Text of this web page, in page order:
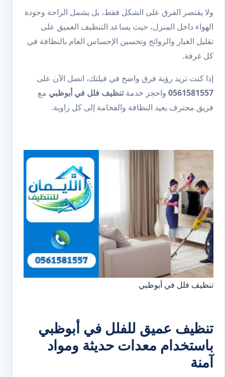
ولا يقتصر الفرق على الشكل فقط، بل يشمل الراحة وجودة
الهواء داخل المنزل، حيث يساعد التنظيف العميق على
تقليل الغبار والروائح وتحسين الإحساس العام بالنظافة في
كل غرفة.
إذا كنت تريد رؤية فرق واضح في فيلتك، اتصل الآن على
0561581557 واحجز خدمةتنظيف فلل في أبوظبي مع
فريق محترف يعيد النظافة والفخامة إلى كل زاوية.
تنظيف فلل في أبوظبي
تنظيف عميق للفلل في أبوظبي
باستخدام معدات حديثة ومواد
آمنة